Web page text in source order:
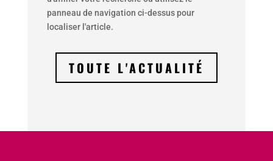
panneau de navigation ci-dessus pour
localiser l'article.
TOUTE L'ACTUALITÉ